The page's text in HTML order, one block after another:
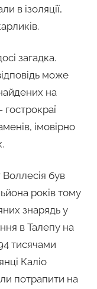
в ізоляції,
загадка.
може
на
гострокраї
імовірно
був
років тому
знарядь у
в Талепу на
тисячами
Каліо
потрапити на